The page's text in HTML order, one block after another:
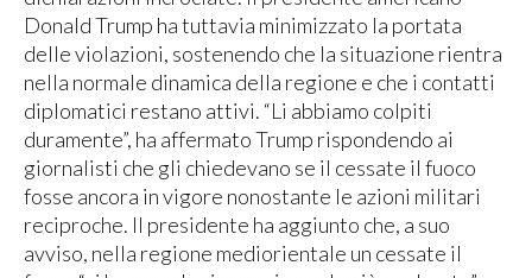
Donald Trump ha tuttavia minimizzato la portata
delle violazioni, sostenendo che la situazione rientra
nella normale dinamica della regione e che i contatti
diplomatici restano attivi. “Li abbiamo colpiti
duramente”, ha affermato Trump rispondendo ai
giornalisti che gli chiedevano se il cessate il fuoco
fosse ancora in vigore nonostante le azioni militari
reciproche. Il presidente ha aggiunto che, a suo
avviso, nella regione mediorientale un cessate il